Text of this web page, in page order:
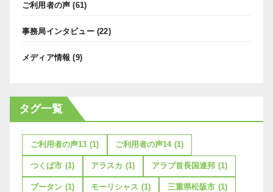
ご利用者の声 (61)
事務局インタビュー(22)
メディア情報 (9)
タグ一覧
ご利用者の声13 (1) ご利用者の声14 (1)
つくば市 (1) アラスカ (1) アラブ首長国連邦 (1)
ブータン (1) モーリシャス (1) 三重県松阪市 (1)